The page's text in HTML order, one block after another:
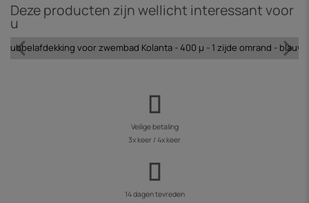
Deze producten zijn wellicht interessant voor
u
Bubbelafdekking voor zwembad Kolanta - 400 µ - 1 zijde omrand - blauw
Veilige betaling
3x keer / 4x keer
14 dagen tevreden